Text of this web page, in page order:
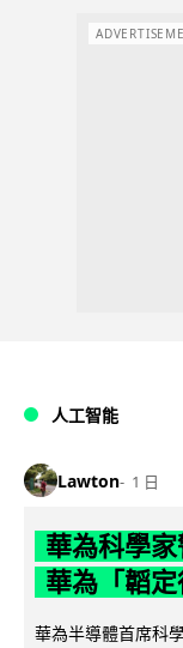
人工智能
Lawton 1 日
華為科學
華為「韜
華為半導體首席科